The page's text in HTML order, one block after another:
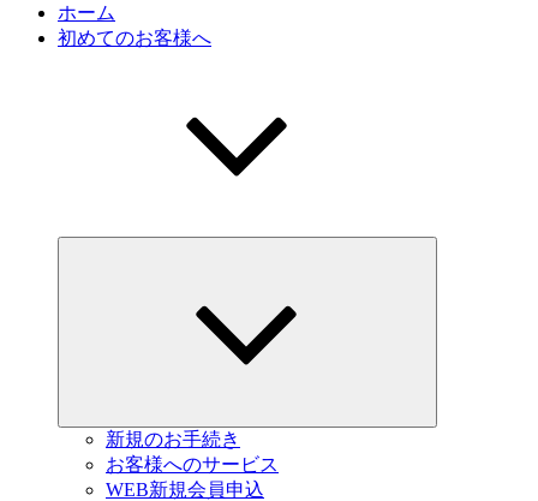
ホーム
初めてのお客様へ
新規のお手続き
お客様へのサービス
WEB新規会員申込